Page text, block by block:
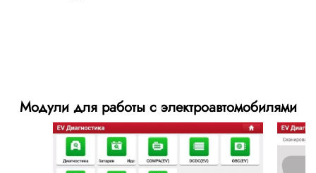
Модули для работы с электроавтомобилями